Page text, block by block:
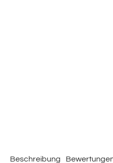
Beschreibung